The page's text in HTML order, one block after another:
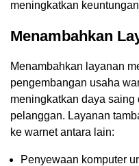
meningkatkan
Menambahkan
Menambahkan layanan
pengembangan usaha
meningkatkan daya
pelanggan. Layanan
ke warnet antara lain:
Penyewaan komputer